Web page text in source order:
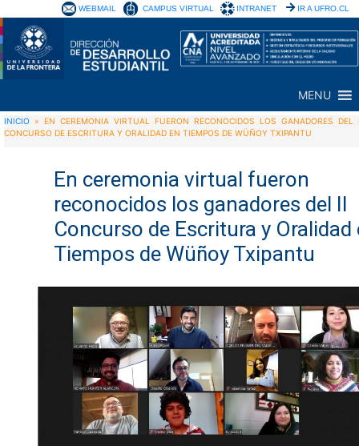
WEBMAIL CAMPUS VIRTUAL INTRANET IR A UFRO.CL
MENU
INICIO » EN CEREMONIA VIRTUAL FUERON RECONOCIDOS LOS GANADORES DEL
CONCURSO DE ESCRITURA Y ORALIDAD EN TIEMPOS DE WÜÑOY TXIPANTU
En ceremonia virtual fueron
reconocidos los ganadores del II
Concurso de Escritura y Oralidad
Tiempos de Wüñoy Txipantu